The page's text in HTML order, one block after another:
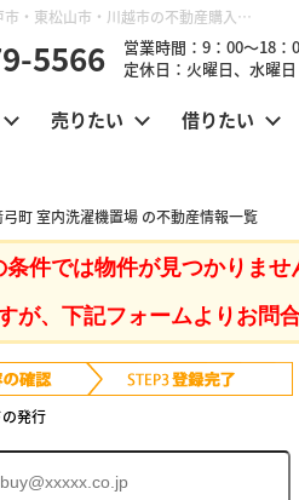
埼玉県 東松山市箭弓町 室内洗濯機置場 ｜鶴ヶ島市・坂戸市・東松山市・川越市の不動産購入・不動産売却のことならセンチュリー21明和ハウス
5566
営業時間：9：00～18：
定休日：火曜日、水曜日
売りたい 借りたい
町 室内洗濯機置場 の不動産情報一覧
条件では物件が見つかりませ
が、下記フォームよりお問合
発行